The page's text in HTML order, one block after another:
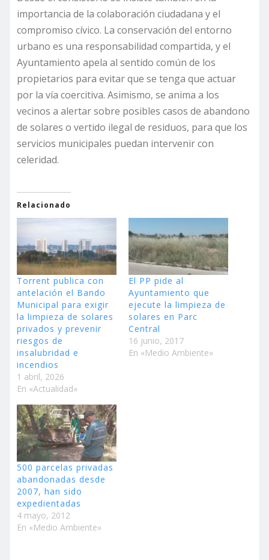
importancia de la colaboración ciudadana y el
compromiso cívico. La conservación del entorno
urbano es una responsabilidad compartida, y el
Ayuntamiento apela al sentido común de los
propietarios para evitar que se tenga que actuar
por la vía coercitiva. Asimismo, se anima a los
vecinos a alertar sobre posibles casos de abandono
de solares o vertido ilegal de residuos, para que los
servicios municipales puedan intervenir con
celeridad.
Relacionado
Torrent publica con
antelación el Bando
Municipal para exigir
la limpieza de solares
privados y prevenir
riesgos de
insalubridad e
incendios
1 abril, 2026
En «Actualidad»
El PP pide al
Ayuntamiento que
ejecute la limpieza de
solares en Parc
Central
16 junio, 2017
En «Medio Ambiente»
500 parcelas privadas
abandonadas desde
2007, han sido
expedientadas
4 mayo, 2012
En «Medio Ambiente»